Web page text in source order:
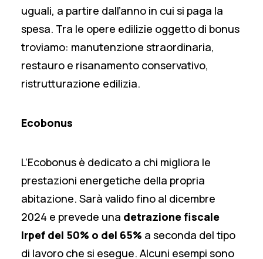
uguali, a partire dall’anno in cui si paga la
spesa. Tra le opere edilizie oggetto di bonus
troviamo: manutenzione straordinaria,
restauro e risanamento conservativo,
ristrutturazione edilizia.
Ecobonus
L’Ecobonus è dedicato a chi migliora le
prestazioni energetiche della propria
abitazione. Sarà valido fino al dicembre
2024 e prevede una detrazione fiscale
Irpef del 50% o del 65% a seconda del tipo
di lavoro che si esegue. Alcuni esempi sono